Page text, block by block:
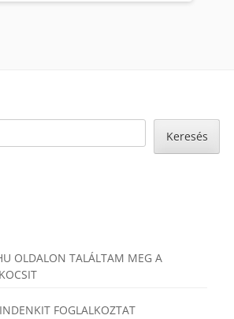
Keresés
OLDALON TALÁLTAM MEG A
FOGLALKOZTAT